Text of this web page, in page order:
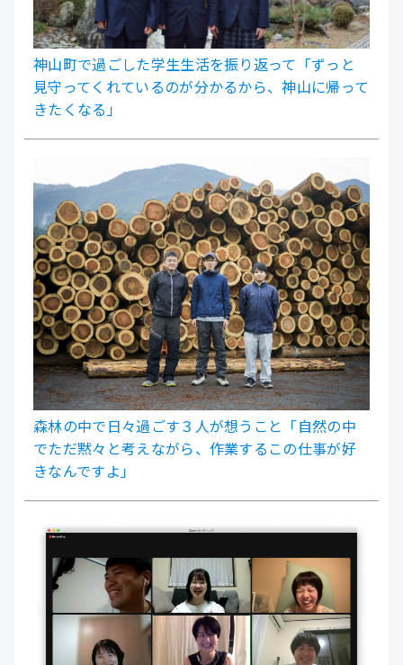
神山町で過ごした学生生活を振り返って「ずっと
見守ってくれているのが分かるから、神山に帰って
きたくなる」
森林の中で日々過ごす３人が想うこと「自然の中
でただ黙々と考えながら、作業するこの仕事が好
きなんですよ」